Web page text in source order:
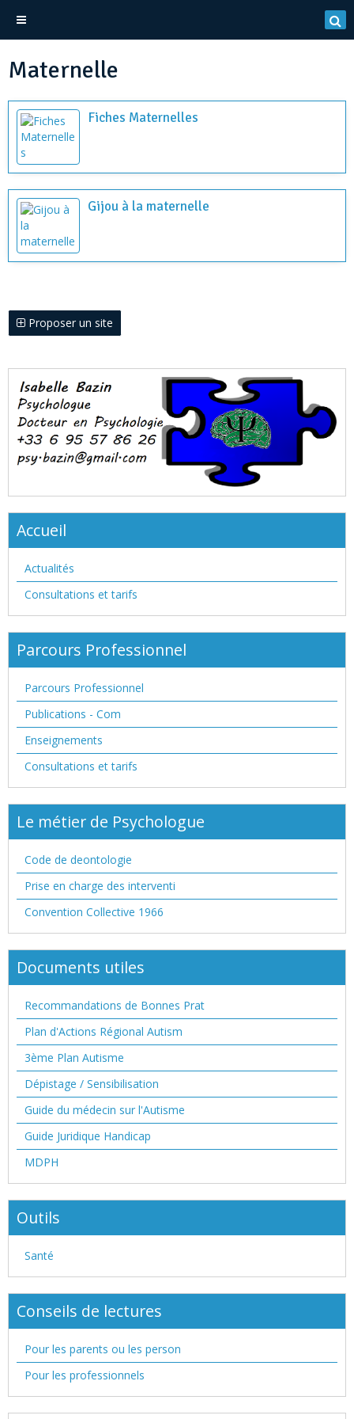
Maternelle
Fiches Maternelles
Gijou à la maternelle
Proposer un site
Accueil
Actualités
Consultations et tarifs
Parcours Professionnel
Parcours Professionnel
Publications - Com
Enseignements
Consultations et tarifs
Le métier de Psychologue
Code de deontologie
Prise en charge des interventi
Convention Collective 1966
Documents utiles
Recommandations de Bonnes Prat
Plan d'Actions Régional Autism
3ème Plan Autisme
Dépistage / Sensibilisation
Guide du médecin sur l'Autisme
Guide Juridique Handicap
MDPH
Outils
Santé
Conseils de lectures
Pour les parents ou les person
Pour les professionnels